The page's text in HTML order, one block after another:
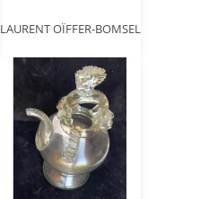
LAURENT OÏFFER-BOMSEL